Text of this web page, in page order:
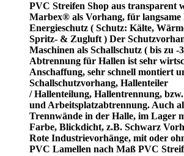
PVC Streifen Shop aus transparent
Marbex® als Vorhang, für langsame
Energieschutz ( Schutz: Kälte,
Spritz- & Zugluft ) Der
Maschinen als Schallschutz ( bis zu -
Abtrennung für Hallen ist sehr
Anschaffung, sehr schnell montiert
Schallschutzvorhang, Hallenteiler
/Hallenteilung, Hallentrennung,
und Arbeitsplatzabtrennung. Auch
Trennwände in der Halle, im Lager
Farbe, Blickdicht, z.B. Schwarz
Rote Industrievorhänge, mit oder
PVC Lamellen nach Maß PVC